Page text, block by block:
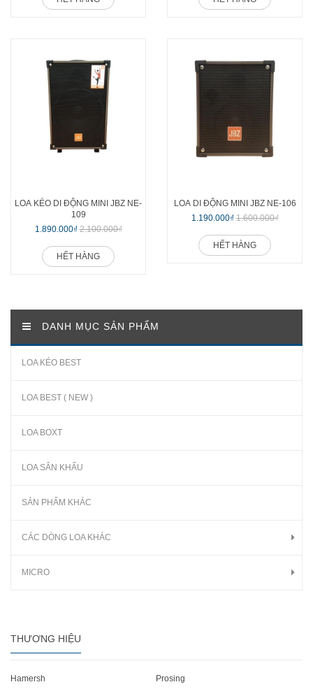
LOA KÉO DI ĐỘNG MINI JBZ NE-
109
1.890.000₫ 2.100.000₫
HẾT HÀNG
LOA DI ĐỘNG MINI JBZ NE-106
1.190.000₫ 1.600.000₫
HẾT HÀNG
DANH MỤC SẢN PHẨM
LOA KÉO BEST
LOA BEST ( NEW )
LOA BOXT
LOA SÂN KHẤU
SẢN PHẨM KHÁC
CÁC DÒNG LOA KHÁC
MICRO
THƯƠNG HIỆU
Hamersh
Prosing